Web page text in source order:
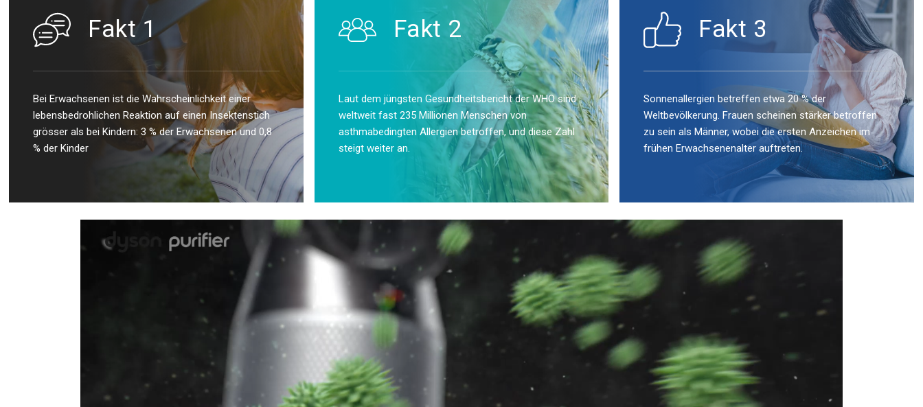
Fakt 1
Bei Erwachsenen ist die Wahrscheinlichkeit einer
lebensbedrohlichen Reaktion auf einen Insektenstich
grösser als bei Kindern: 3 % der Erwachsenen und 0,8
% der Kinder
Fakt 2
Laut dem jüngsten Gesundheitsbericht der WHO sind
weltweit fast 235 Millionen Menschen von
asthmabedingten Allergien betroffen, und diese Zahl
steigt weiter an.
Fakt 3
Sonnenallergien betreffen etwa 20 % der
Weltbevölkerung. Frauen scheinen stärker betroffen
zu sein als Männer, wobei die ersten Anzeichen im
frühen Erwachsenenalter auftreten.